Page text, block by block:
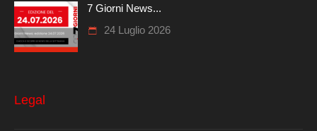
7 Giorni News...
24 Luglio 2026
Legal